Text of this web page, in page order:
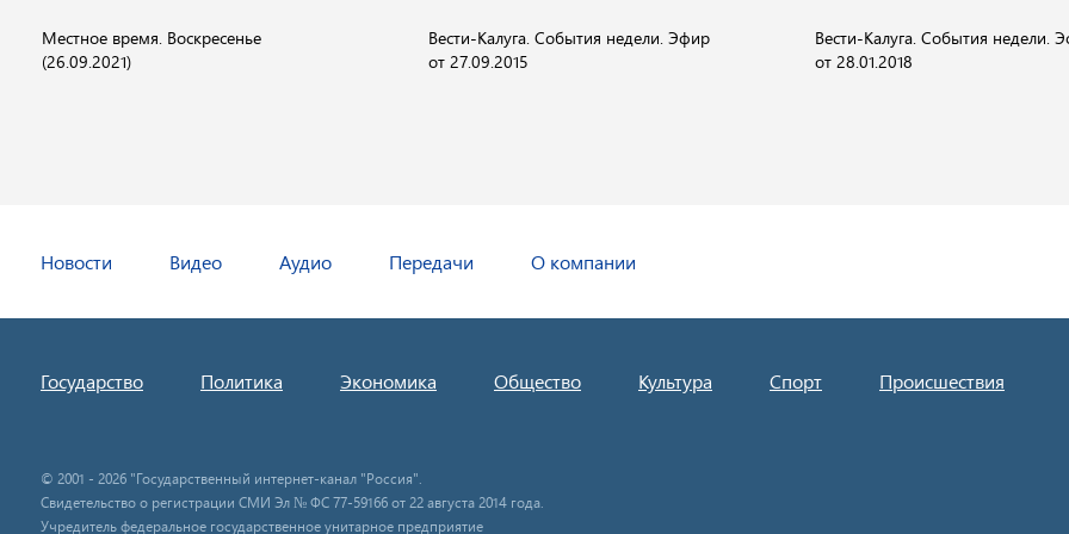
Местное время. Воскресенье
(26.09.2021)
Вести-Калуга. События недели. Эфир
от 27.09.2015
Вести-Калуга. События недели.
от 28.01.2018
Новости Видео Аудио Передачи О компании
Государство Политика Экономика Общество Культура Спорт Происшествия
© 2001 - 2026 "Государственный интернет-канал "Россия".
Свидетельство о регистрации СМИ Эл № ФС 77-59166 от 22 августа 2014 года.
Учредитель федеральное государственное унитарное предприятие